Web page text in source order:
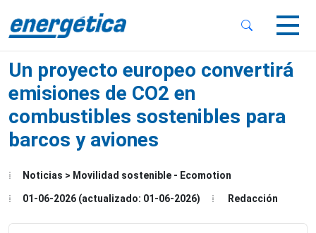
Menu
Menu
Un proyecto europeo convertirá
emisiones de CO2 en
combustibles sostenibles para
barcos y aviones
Noticias > Movilidad sostenible - Ecomotion
01-06-2026 (actualizado: 01-06-2026) Redacción